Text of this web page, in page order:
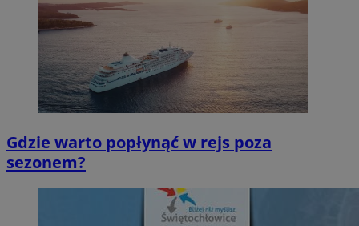
Gdzie warto popłynąć w rejs poza
sezonem?